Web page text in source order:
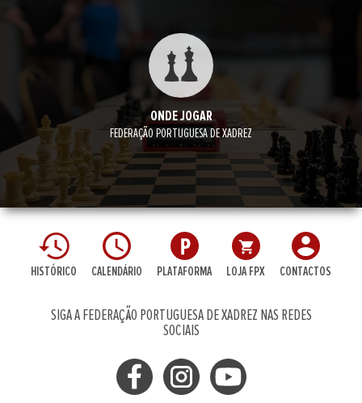
ONDE JOGAR
FEDERAÇÃO PORTUGUESA DE XADREZ
HISTÓRICO CALENDÁRIO PLATAFORMA LOJA FPX CONTACTOS
SIGA A FEDERAÇÃO PORTUGUESA DE XADREZ NAS REDES
SOCIAIS